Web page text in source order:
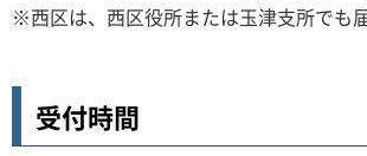
※西区は、西区役所または玉津支所でも
受付時間